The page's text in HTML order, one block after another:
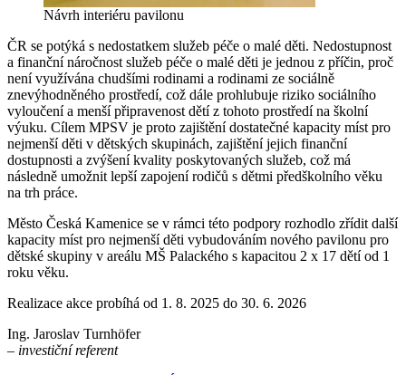
Návrh interiéru pavilonu
ČR se potýká s nedostatkem služeb péče o malé děti. Nedostupnost
a finanční náročnost služeb péče o malé děti je jednou z příčin, proč
není využívána chudšími rodinami a rodinami ze sociálně
znevýhodněného prostředí, což dále prohlubuje riziko sociálního
vyloučení a menší připravenost dětí z tohoto prostředí na školní
výuku. Cílem MPSV je proto zajištění dostatečné kapacity míst pro
nejmenší děti v dětských skupinách, zajištění jejich finanční
dostupnosti a zvýšení kvality poskytovaných služeb, což má
následně umožnit lepší zapojení rodičů s dětmi předškolního věku
na trh práce.
Město Česká Kamenice se v rámci této podpory rozhodlo zřídit další
kapacity míst pro nejmenší děti vybudováním nového pavilonu pro
dětské skupiny v areálu MŠ Palackého s kapacitou 2 x 17 dětí od 1
roku věku.
Realizace akce probíhá od 1. 8. 2025 do 30. 6. 2026
Ing. Jaroslav Turnhöfer
– investiční referent